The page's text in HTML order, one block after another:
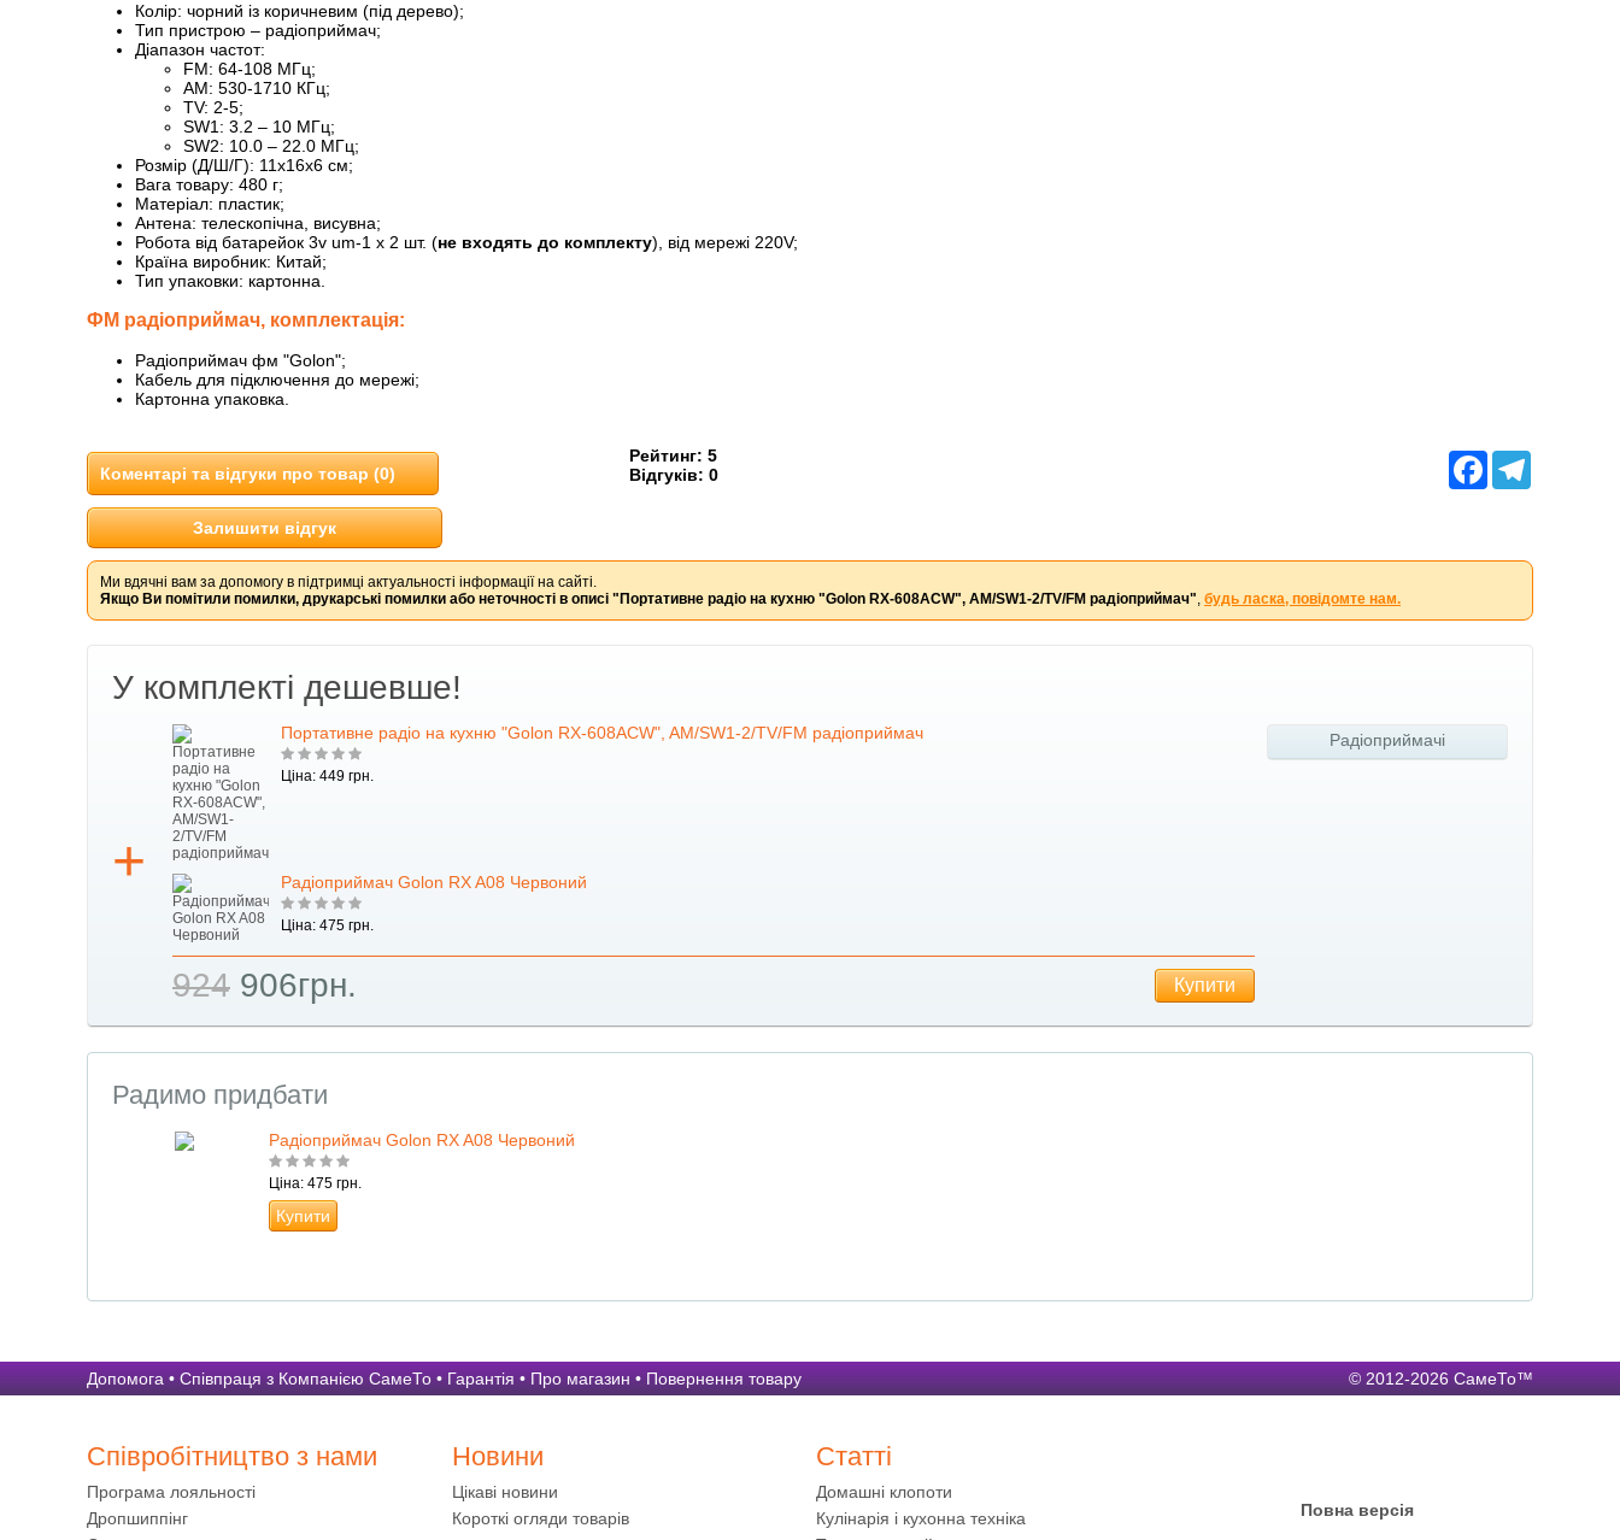
Колір: чорний із коричневим (під дерево);
Тип пристрою – радіоприймач;
Діапазон частот:
FM: 64-108 МГц;
AM: 530-1710 КГц;
TV: 2-5;
SW1: 3.2 – 10 МГц;
SW2: 10.0 – 22.0 МГц;
Розмір (Д/Ш/Г): 11х16х6 см;
Вага товару: 480 г;
Матеріал: пластик;
Антена: телескопічна, висувна;
Робота від батарейок 3v um-1 х 2 шт. (не входять до комплекту), від мережі 220V;
Країна виробник: Китай;
Тип упаковки: картонна.
ФМ радіоприймач, комплектація:
Радіоприймач фм "Golon";
Кабель для підключення до мережі;
Картонна упаковка.
Facebook
Коментарі та відгуки про товар (0)
Рейтинг: 5
Відгуків: 0
Залишити відгук
Ми вдячні вам за допомогу в підтримці актуальності інформації на сайті.
Якщо Ви помітили помилки, друкарські помилки або неточності в описі "Портативне радіо на кухню "Golon RX-608ACW", AM/SW1-2/TV/FM радіоприймач", будь ласка, повідомте нам.
У комплекті дешевше!
Портативне радіо на кухню "Golon RX-608ACW", AM/SW1-2/TV/FM радіоприймач
Ціна: 449 грн.
Радіоприймач Golon RX A08 Червоний
Ціна: 475 грн.
924 906грн. Купити
Радіоприймачі
Радимо придбати
Радіоприймач Golon RX A08 Червоний
Ціна: 475 грн.
Купити
© 2012-2026 СамеТо™
Допомога • Співпраця з Компанією СамеТо • Гарантія • Про магазин • Повернення товару
Співробітництво з нами
Програма лояльності
Дропшиппінг
Новини
Цікаві новини
Короткі огляди товарів
Статті
Домашні клопоти
Кулінарія і кухонна техніка
Повна версія